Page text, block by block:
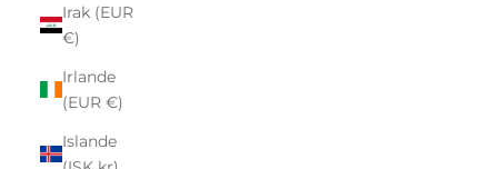
Irak (EUR
€)
Irlande
(EUR €)
Islande